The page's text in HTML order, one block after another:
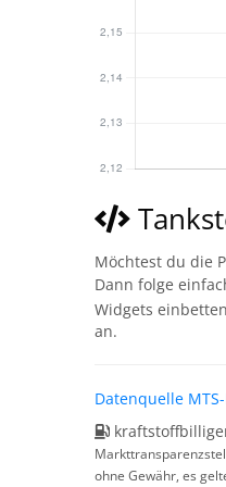
Möchtest du die
Dann folge
Widgets
an.
Datenquelle
ohne Gewähr, es